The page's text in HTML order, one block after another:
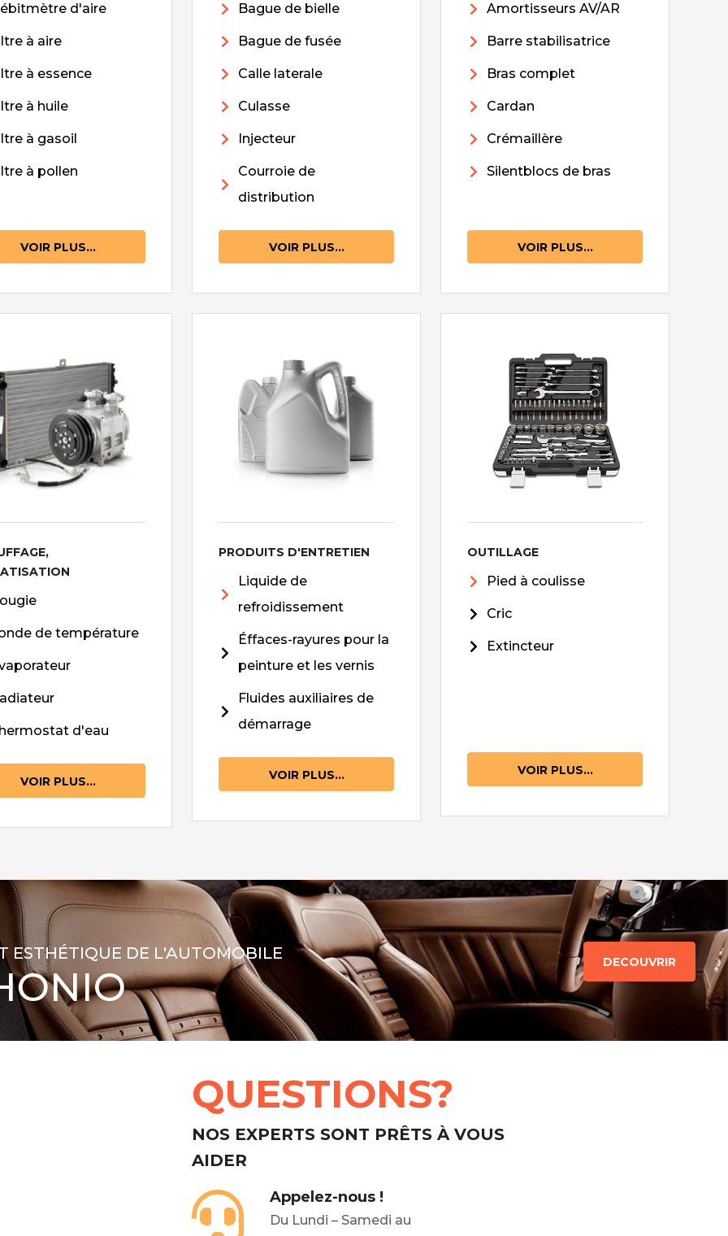
d'aire
à aire
à essence
à huile
à gasoil
à pollen
VOIR PLUS...
Bague de bielle
Bague de fusée
Calle laterale
Culasse
Injecteur
Courroie de
distribution
VOIR PLUS...
Amortisseurs AV/AR
Barre stabilisatrice
Bras complet
Cardan
Crémaillère
Silentblocs de bras
VOIR PLUS...
de température
d'eau
VOIR PLUS...
PRODUITS D'ENTRETIEN
Liquide de
refroidissement
Éffaces-rayures pour la
peinture et les vernis
Fluides auxiliaires de
démarrage
VOIR PLUS...
OUTILLAGE
Pied à coulisse
Cric
Extincteur
VOIR PLUS...
ESTHÉTIQUE DE L'AUTOMOBILE DECOUVRIR
QUESTIONS?
NOS EXPERTS SONT PRÊTS À VOUS
AIDER
Appelez-nous !
Du Lundi – Samedi au